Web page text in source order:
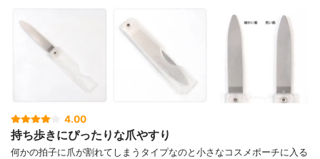
4.00
持ち歩きにぴったりな爪やすり
何かの拍子に爪が割れてしまうタイプなのと小さなコスメポーチに入る